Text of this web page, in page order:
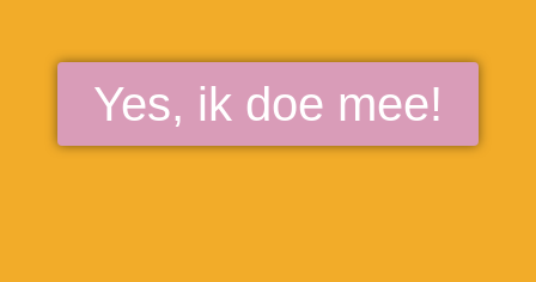
Yes, ik doe mee!